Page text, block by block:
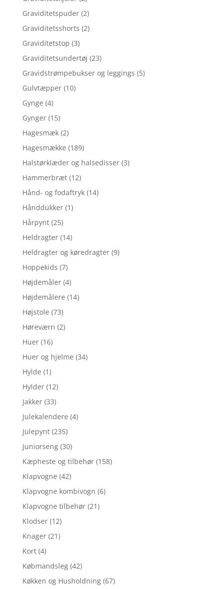
Graviditetspuder (2)
Graviditetsshorts (2)
Graviditetstop (3)
Graviditetsundertøj (23)
Gravidstrømpebukser og leggings (5)
Gulvtæpper (10)
Gynge (4)
Gynger (15)
Hagesmæk (2)
Hagesmække (189)
Halstørklæder og halsedisser (3)
Hammerbræt (12)
Hånd- og fodaftryk (14)
Hånddukker (1)
Hårpynt (25)
Heldragter (14)
Heldragter og køredragter (9)
Hoppekids (7)
Højdemåler (4)
Højdemålere (14)
Højstole (73)
Høreværn (2)
Huer (16)
Huer og hjelme (34)
Hylde (1)
Hylder (12)
Jakker (33)
Julekalendere (4)
Julepynt (235)
Juniorseng (30)
Kæpheste og tilbehør (158)
Klapvogne (42)
Klapvogne kombivogn (6)
Klapvogne tilbehør (21)
Klodser (12)
Knager (21)
Kort (4)
Købmandsleg (42)
Køkken og Husholdning (67)